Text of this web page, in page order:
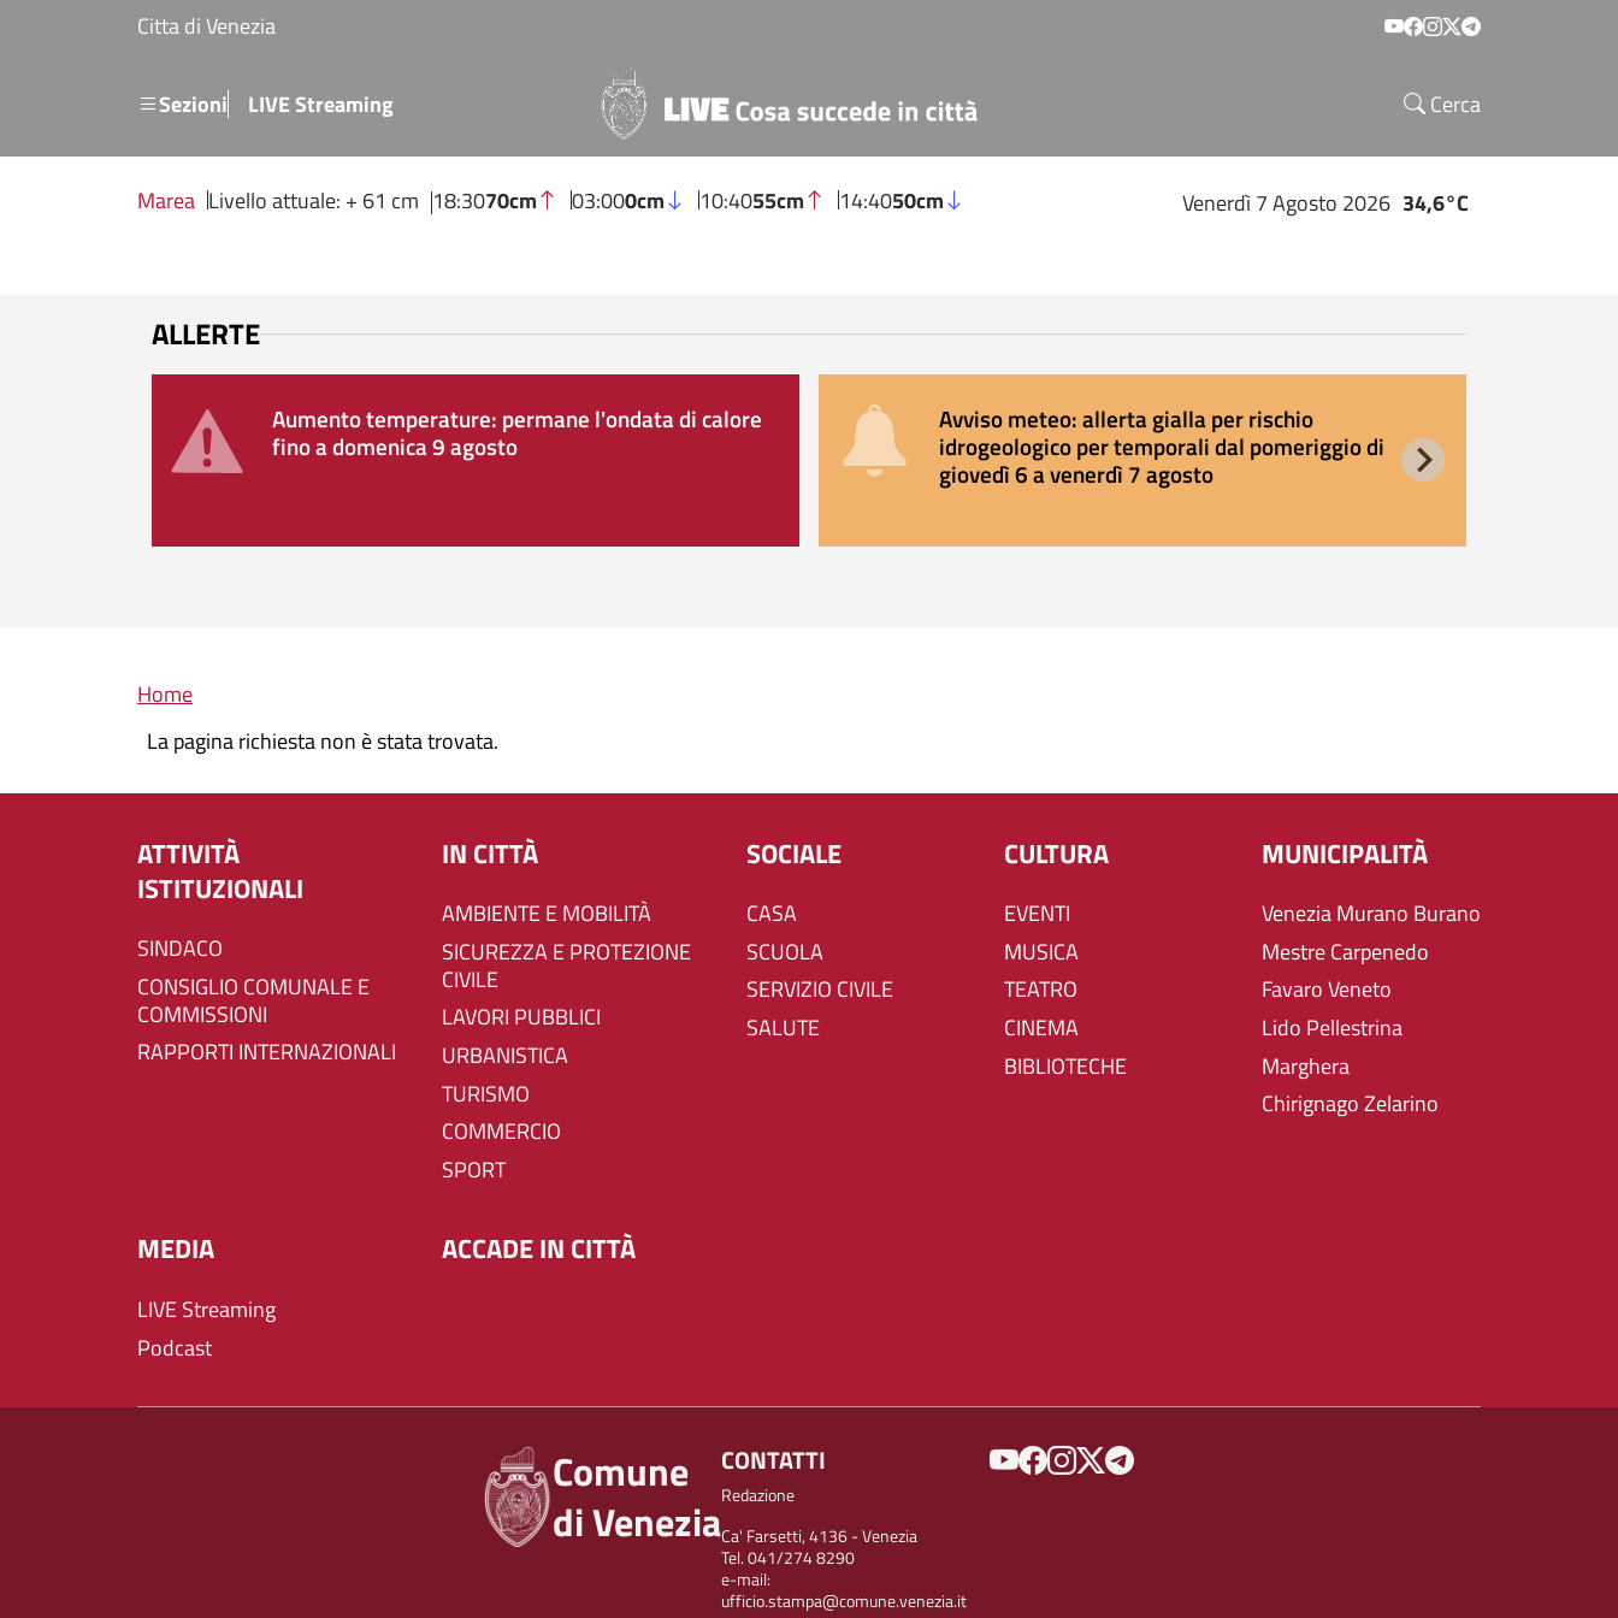
Salta al contenuto principale
Citta di Venezia Social menu
SezioniMenu secondario
LIVE Streaming Cerca
Marea Livello attuale: + 61 cm 18:3070cm 03:000cm 10:4055cm 14:4050cm Venerdì 7 Agosto 2026 34,6°C
ALLERTE
Aumento temperature: permane l'ondata di calore
fino a domenica 9 agosto
Avviso meteo: allerta gialla per rischio
idrogeologico per temporali dal pomeriggio di
giovedì 6 a venerdì 7 agosto
Briciole di pane
Home
La pagina richiesta non è stata trovata.
ATTIVITÀ
ISTITUZIONALI
SINDACO
CONSIGLIO COMUNALE E
COMMISSIONI
RAPPORTI INTERNAZIONALI
IN CITTÀ
AMBIENTE E MOBILITÀ
SICUREZZA E PROTEZIONE
CIVILE
LAVORI PUBBLICI
URBANISTICA
TURISMO
COMMERCIO
SPORT
SOCIALE
CASA
SCUOLA
SERVIZIO CIVILE
SALUTE
CULTURA
EVENTI
MUSICA
TEATRO
CINEMA
BIBLIOTECHE
MUNICIPALITÀ
Venezia Murano Burano
Mestre Carpenedo
Favaro Veneto
Lido Pellestrina
Marghera
Chirignago Zelarino
MEDIA
LIVE Streaming
Podcast
ACCADE IN CITTÀ
Comune
di Venezia
CONTATTI
Redazione
Ca' Farsetti, 4136 - Venezia
Tel. 041/274 8290
e-mail:
ufficio.stampa@comune.venezia.it
SOCIAL MENU